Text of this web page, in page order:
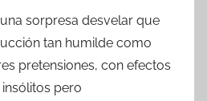
sorpresa desvelar que
tan humilde como
pretensiones, con efectos
pero